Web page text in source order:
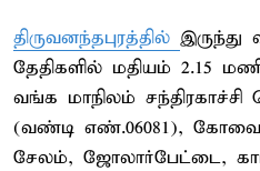
திருவனந்தபுரத்தில் இருந்து
தேதிகளில் மதியம் 2.15
வங்க மாநிலம் சந்திரகாச்சி
(வண்டி எண்.06081), கோவை,
சேலம், ஜோலார்பேட்டை,